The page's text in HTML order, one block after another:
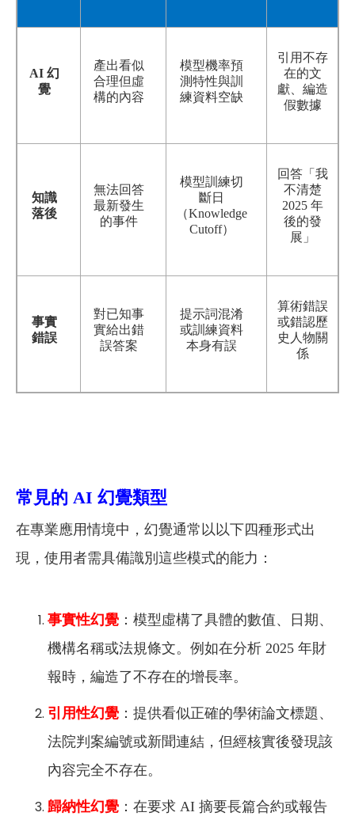
AI 幻
覺
產出看似
合理但虛
構的內容
模型機率預
測特性與訓
練資料空缺
引用不存
在的文
獻、編造
假數據
知識
落後
無法回答
最新發生
的事件
模型訓練切
斷日
（Knowledge
Cutoff）
回答「我
不清楚
2025 年
後的發
展」
事實
錯誤
對已知事
實給出錯
誤答案
提示詞混淆
或訓練資料
本身有誤
算術錯誤
或錯認歷
史人物關
係
常見的 AI 幻覺類型
在專業應用情境中，幻覺通常以以下四種形式出
現，使用者需具備識別這些模式的能力：
事實性幻覺 ：模型虛構了具體的數值、日期、
機構名稱或法規條文。例如在分析 2025 年財
報時，編造了不存在的增長率。
引用性幻覺 ：提供看似正確的學術論文標題、
法院判案編號或新聞連結，但經核實後發現該
內容完全不存在。
歸納性幻覺 ：在要求 AI 摘要長篇合約或報告